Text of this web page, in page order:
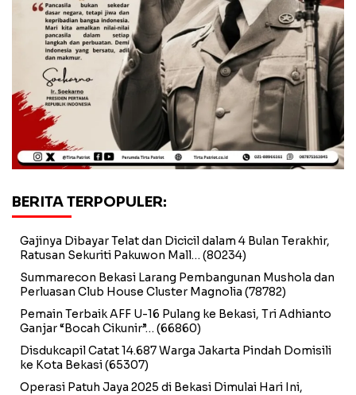
BERITA TERPOPULER:
Gajinya Dibayar Telat dan Dicicil dalam 4 Bulan Terakhir,
Ratusan Sekuriti Pakuwon Mall… (80234)
Summarecon Bekasi Larang Pembangunan Mushola dan
Perluasan Club House Cluster Magnolia (78782)
Pemain Terbaik AFF U-16 Pulang ke Bekasi, Tri Adhianto
Ganjar “Bocah Cikunir”… (66860)
Disdukcapil Catat 14.687 Warga Jakarta Pindah Domisili
ke Kota Bekasi(65307)
Operasi Patuh Jaya 2025 di Bekasi Dimulai Hari Ini,